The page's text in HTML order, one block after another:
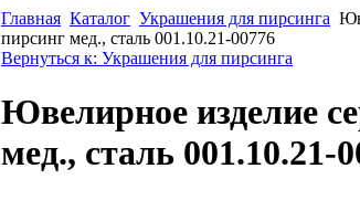
Главная Каталог Украшения для пирсинга
пирсинг мед., сталь 001.10.21-00776
Вернуться к: Украшения для пирсинга
Ювелирное изделие
мед., сталь 001.10.21-